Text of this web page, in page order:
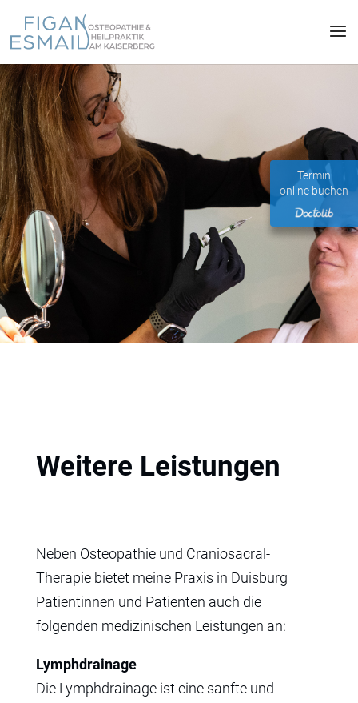
Weitere Leistungen
Neben Osteopathie und Craniosacral-
Therapie bietet meine Praxis in Duisburg
Patientinnen und Patienten auch die
folgenden medizinischen Leistungen an:
Lymphdrainage
Die Lymphdrainage ist eine sanfte und
Termin
online buchen